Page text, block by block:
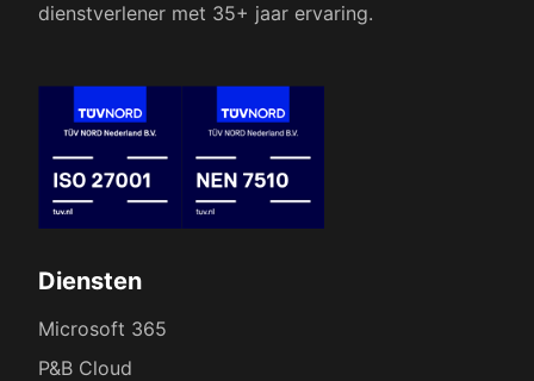
dienstverlener met 35+ jaar ervaring.
Diensten
Microsoft 365
P&B Cloud